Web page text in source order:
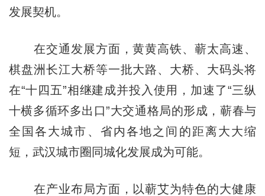
发展契机。
在交通发展方面，黄黄高铁、蕲太高速、
棋盘洲长江大桥等一批大路、大桥、大码头将
在“十四五”相继建成并投入使用，加速了“三纵
十横多循环多出口”大交通格局的形成，蕲春与
全国各大城市、省内各地之间的距离大大缩
短，武汉城市圈同城化发展成为可能。
在产业布局方面，以蕲艾为特色的大健康